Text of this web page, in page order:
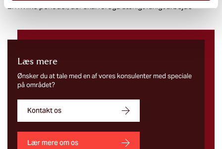
i hvilke perioder, der skal foregå særligt farligt arbejde
Læs mere​
Ønsker du at tale med en af vores konsulenter med speciale
på området?
Kontakt os
Lær mere om os